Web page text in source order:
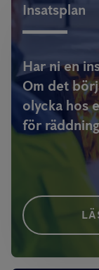
Insatsplan
Har ni en
Om det
olycka hos
för